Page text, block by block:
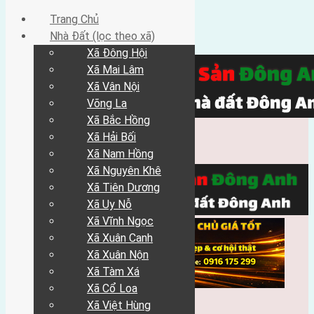
Trang Chủ
Trang Chủ
Nhà Đất (lọc theo xã)
Xã Đông Hội
Xã Mai Lâm
Xã Vân Nội
Võng La
Xã Bắc Hồng
Xã Hải Bối
Xã Nam Hồng
Xã Nguyên Khê
Xã Tiên Dương
Xã Uy Nỗ
Xã Vĩnh Ngọc
Xã Xuân Canh
Xã Xuân Nộn
Xã Tàm Xá
Xã Cổ Loa
Xã Việt Hùng